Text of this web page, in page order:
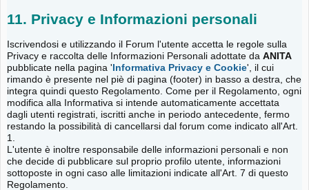
11. Privacy e Informazioni personali
Iscrivendosi e utilizzando il Forum l'utente accetta le regole sulla
Privacy e raccolta delle Informazioni Personali adottate da ANITA
pubblicate nella pagina ' Informativa Privacy e Cookie', il cui
rimando è presente nel piè di pagina (footer) in basso a destra, che
integra quindi questo Regolamento. Come per il Regolamento, ogni
modifica alla Informativa si intende automaticamente accettata
dagli utenti registrati, iscritti anche in periodo antecedente, fermo
restando la possibilità di cancellarsi dal forum come indicato all'Art.
1.
L'utente è inoltre responsabile delle informazioni personali e non
che decide di pubblicare sul proprio profilo utente, informazioni
sottoposte in ogni caso alle limitazioni indicate all'Art. 7 di questo
Regolamento.